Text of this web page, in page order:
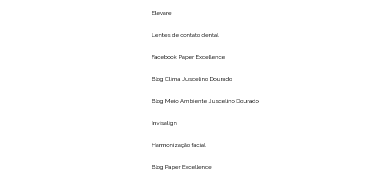
Elevare
Lentes de contato dental
Facebook Paper Excellence
Blog Clima Juscelino Dourado
Blog Meio Ambiente Juscelino Dourado
Invisalign
Harmonização facial
Blog Paper Excellence